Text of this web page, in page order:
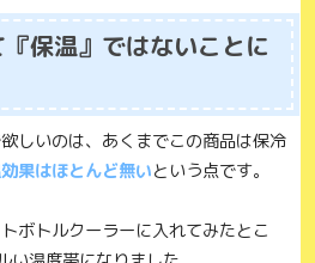
『保温』ではないことに
しいのは、あくまでこの商品は保冷
果はほとんど無いという点です。
ボトルクーラーに入れてみたとこ